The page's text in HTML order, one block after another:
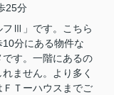
25分
フⅢ」です。こちら
分にある物件な
す。一階にあるの
ません。より多く
Ｔーハウスまでご